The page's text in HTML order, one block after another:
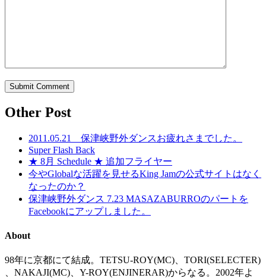
Other Post
2011.05.21 保津峡野外ダンスお疲れさまでした。
Super Flash Back
★ 8月 Schedule ★ 追加フライヤー
今やGlobalな活躍を見せるKing Jamの公式サイトはなく
なったのか？
保津峡野外ダンス 7.23 MASAZABURROのパートを
Facebookにアップしました。
About
98年に京都にて結成。TETSU-ROY(MC)、TORI(SELECTER)
、NAKAJI(MC)、Y-ROY(ENJINERAR)からなる。2002年よ